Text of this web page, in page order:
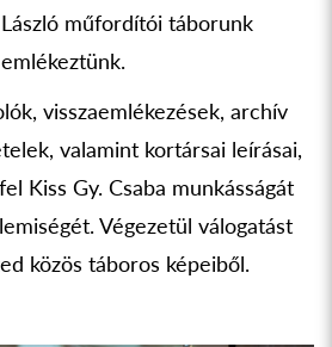
műfordítói táborunk
visszaemlékezések, archív
valamint kortársai leírásai,
Kiss Gy. Csaba munkásságát
Végezetül válogatást
közös táboros képeiből.